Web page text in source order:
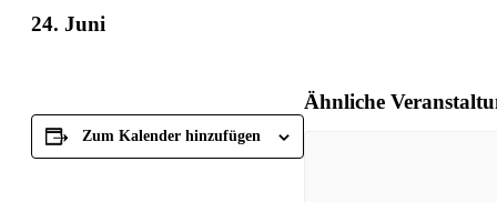
24. Juni
Zum Kalender hinzufügen
Ähnliche